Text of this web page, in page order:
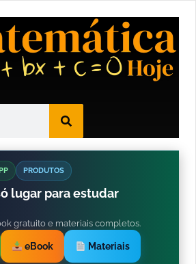
PRODUTOS
lugar para estudar
gratuito e materiais completos.
eBook Materiais